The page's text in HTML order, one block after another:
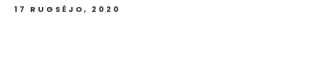
17 RUGSĖJO, 2020